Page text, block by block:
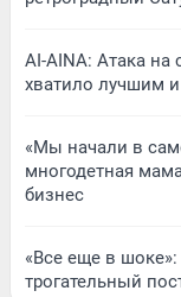
AI-AINA: Атака на
хватило лучшим и
«Мы начали в
многодетная
бизнес
«Все еще в
трогательный